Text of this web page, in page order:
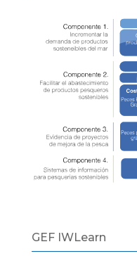
GEF IWLearn